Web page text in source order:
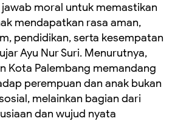
moral untuk memastikan
mendapatkan rasa aman,
pendidikan, serta kesempatan
Ayu Nur Suri. Menurutnya,
Kota Palembang memandang
perempuan dan anak bukan
melainkan bagian dari
dan wujud nyata